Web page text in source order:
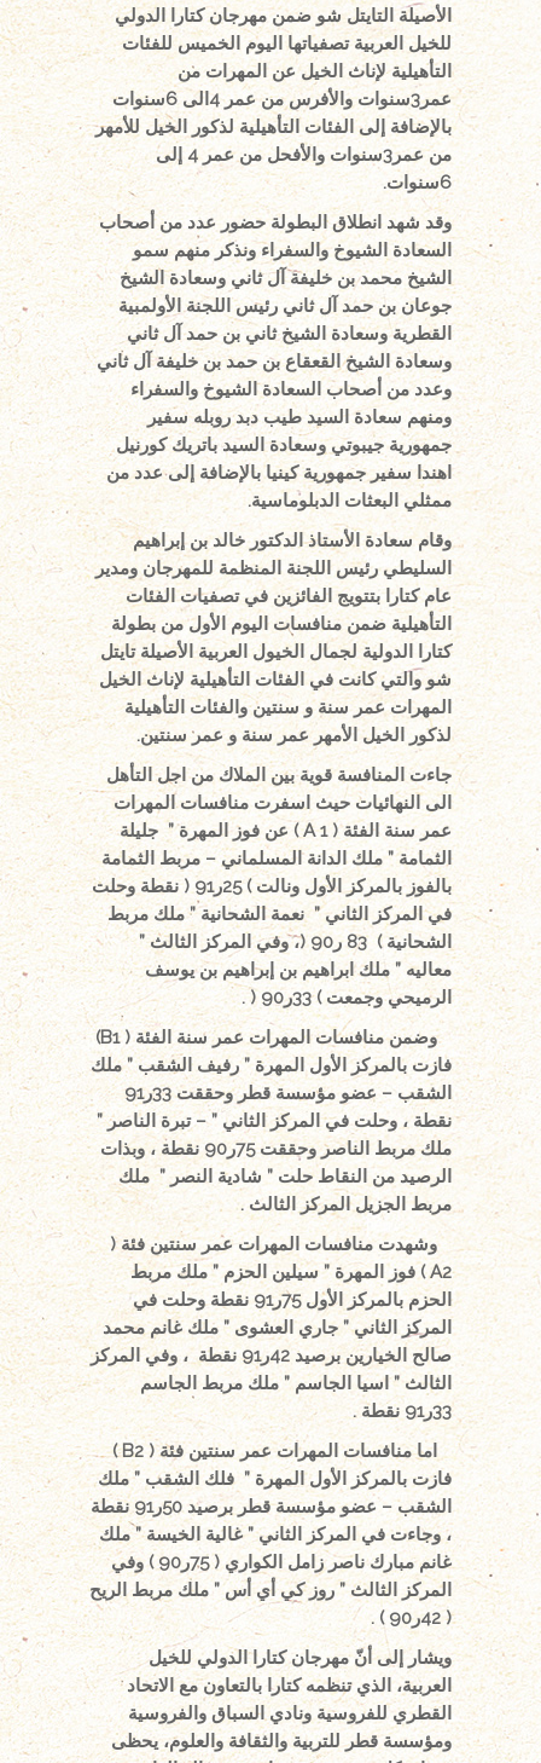
الأصيلة التايتل شو ضمن مهرجان كتارا الدولي
للخيل العربية تصفياتها اليوم الخميس للفئات
التأهيلية لإناث الخيل عن المهرات من
عمر3سنوات والأفرس من عمر 4الى 6سنوات
بالإضافة إلى الفئات التأهيلية لذكور الخيل للأمهر
من عمر3سنوات والأفحل من عمر 4 إلى
6سنوات.
وقد شهد انطلاق البطولة حضور عدد من أصحاب
السعادة الشيوخ والسفراء ونذكر منهم سمو
الشيخ محمد بن خليفة آل ثاني وسعادة الشيخ
جوعان بن حمد آل ثاني رئيس اللجنة الأولمبية
القطرية وسعادة الشيخ ثاني بن حمد آل ثاني
وسعادة الشيخ القعقاع بن حمد بن خليفة آل ثاني
وعدد من أصحاب السعادة الشيوخ والسفراء
ومنهم سعادة السيد طيب دبد روبله سفير
جمهورية جيبوتي وسعادة السيد باتريك كورنيل
اهندا سفير جمهورية كينيا بالإضافة إلى عدد من
ممثلي البعثات الدبلوماسية.
وقام سعادة الأستاذ الدكتور خالد بن إبراهيم
السليطي رئيس اللجنة المنظمة للمهرجان ومدير
عام كتارا بتتويج الفائزين في تصفيات الفئات
التأهيلية ضمن منافسات اليوم الأول من بطولة
كتارا الدولية لجمال الخيول العربية الأصيلة تايتل
شو والتي كانت في الفئات التأهيلية لإناث الخيل
المهرات عمر سنة و سنتين والفئات التأهيلية
لذكور الخيل الأمهر عمر سنة و عمر سنتين.
جاءت المنافسة قوية بين الملاك من اجل التأهل
الى النهائيات حيث اسفرت منافسات المهرات
عمر سنة الفئة( 1 A )
عن فوز المهرة ” جليلة
الثمامة ” ملك الدانة المسلماني – مربط الثمامة
بالفوز بالمركز الأول ونالت ) 25ر91 ( نقطة وحلت
في المركز الثاني ” نعمة الشحانية ” ملك مربط
الشحانية ) 83 ر90 (، وفي المركز الثالث ”
معاليه ” ملك ابراهيم بن إبراهيم بن يوسف
الرميحي وجمعت ) 33ر90
( .
وضمن منافسات المهرات عمر سنة الفئة( B1)
فازت بالمركز الأول المهرة ” رفيف الشقب ” ملك
الشقب – عضو مؤسسة قطر وحققت 33ر91
نقطة ، وحلت في المركز الثاني ” – تبرة الناصر ”
ملك مربط الناصر وحققت 75ر90 نقطة ، وبذات
الرصيد من النقاط حلت ” شادية النصر ” ملك
مربط الجزيل المركز الثالث .
وشهدت منافسات المهرات عمر سنتين فئة(
A2 )
فوز المهرة ” سيلين الحزم ” ملك مربط
الحزم بالمركز الأول 75ر91 نقطة وحلت في
المركز الثاني ” جاري العشوى ” ملك غانم محمد
صالح الخيارين برصيد 42ر91 نقطة ، وفي المركز
الثالث ” اسيا الجاسم ” ملك مربط الجاسم
33ر91 نقطة
.
اما منافسات المهرات عمر سنتين فئة ( B2
)
فازت بالمركز الأول المهرة ” فلك الشقب ” ملك
الشقب – عضو مؤسسة قطر برصيد 50ر91 نقطة
، وجاءت في المركز الثاني ” غالية الخيسة ” ملك
غانم مبارك ناصر زامل الكواري ( 75ر90 ) وفي
المركز الثالث ” روز كي أي أس ” ملك مربط الريح
( 42ر90 ) .
ويشار إلى أنّ مهرجان كتارا الدولي للخيل
العربية، الذي تنظمه كتارا بالتعاونمع الاتحاد
القطري للفروسية ونادي السباق والفروسية
ومؤسسة قطر للتربية والثقافة والعلوم، يحظى